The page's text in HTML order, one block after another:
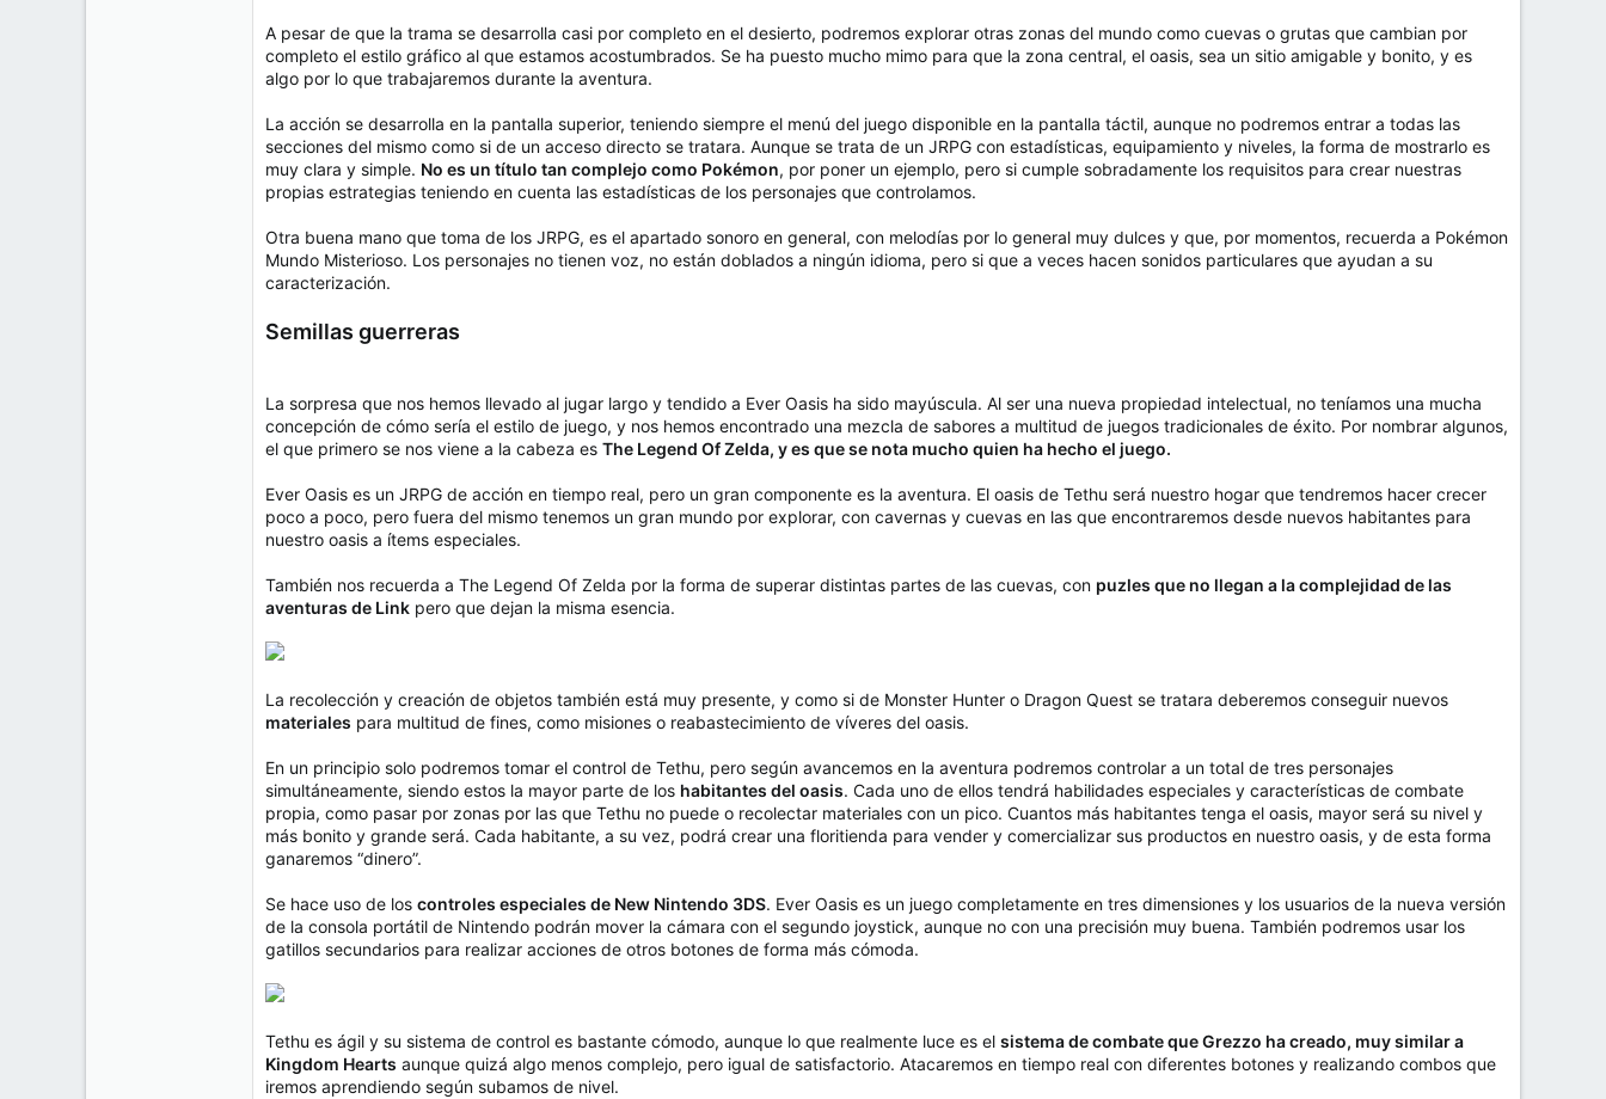
A pesar de que la trama se desarrolla casi por completo en el desierto, podremos explorar otras zonas del mundo como cuevas o grutas que cambian por
completo el estilo gráfico al que estamos acostumbrados. Se ha puesto mucho mimo para que la zona central, el oasis, sea un sitio amigable y bonito, y es
algo por lo que trabajaremos durante la aventura.
La acción se desarrolla en la pantalla superior, teniendo siempre el menú del juego disponible en la pantalla táctil, aunque no podremos entrar a todas las
secciones del mismo como si de un acceso directo se tratara. Aunque se trata de un JRPG con estadísticas, equipamiento y niveles, la forma de mostrarlo es
muy clara y simple. No es un título tan complejo como Pokémon, por poner un ejemplo, pero si cumple sobradamente los requisitos para crear nuestras
propias estrategias teniendo en cuenta las estadísticas de los personajes que controlamos.
Otra buena mano que toma de los JRPG, es el apartado sonoro en general, con melodías por lo general muy dulces y que, por momentos, recuerda a Pokémon
Mundo Misterioso. Los personajes no tienen voz, no están doblados a ningún idioma, pero si que a veces hacen sonidos particulares que ayudan a su
caracterización.
Semillas guerreras
La sorpresa que nos hemos llevado al jugar largo y tendido a Ever Oasis ha sido mayúscula. Al ser una nueva propiedad intelectual, no teníamos una mucha
concepción de cómo sería el estilo de juego, y nos hemos encontrado una mezcla de sabores a multitud de juegos tradicionales de éxito. Por nombrar algunos,
el que primero se nos viene a la cabeza es The Legend Of Zelda, y es que se nota mucho quien ha hecho el juego.
Ever Oasis es un JRPG de acción en tiempo real, pero un gran componente es la aventura. El oasis de Tethu será nuestro hogar que tendremos hacer crecer
poco a poco, pero fuera del mismo tenemos un gran mundo por explorar, con cavernas y cuevas en las que encontraremos desde nuevos habitantes para
nuestro oasis a ítems especiales.
También nos recuerda a The Legend Of Zelda por la forma de superar distintas partes de las cuevas, con puzles que no llegan a la complejidad de las
aventuras de Link pero que dejan la misma esencia.
La recolección y creación de objetos también está muy presente, y como si de Monster Hunter o Dragon Quest se tratara deberemos conseguir nuevos
materiales para multitud de fines, como misiones o reabastecimiento de víveres del oasis.
En un principio solo podremos tomar el control de Tethu, pero según avancemos en la aventura podremos controlar a un total de tres personajes
simultáneamente, siendo estos la mayor parte de los habitantes del oasis. Cada uno de ellos tendrá habilidades especiales y características de combate
propia, como pasar por zonas por las que Tethu no puede o recolectar materiales con un pico. Cuantos más habitantes tenga el oasis, mayor será su nivel y
más bonito y grande será. Cada habitante, a su vez, podrá crear una floritienda para vender y comercializar sus productos en nuestro oasis, y de esta forma
ganaremos “dinero”.
Se hace uso de los controles especiales de New Nintendo 3DS. Ever Oasis es un juego completamente en tres dimensiones y los usuarios de la nueva versión
de la consola portátil de Nintendo podrán mover la cámara con el segundo joystick, aunque no con una precisión muy buena. También podremos usar los
gatillos secundarios para realizar acciones de otros botones de forma más cómoda.
Tethu es ágil y su sistema de control es bastante cómodo, aunque lo que realmente luce es el sistema de combate que Grezzo ha creado, muy similar a
Kingdom Hearts aunque quizá algo menos complejo, pero igual de satisfactorio. Atacaremos en tiempo real con diferentes botones y realizando combos que
iremos aprendiendo según subamos de nivel.